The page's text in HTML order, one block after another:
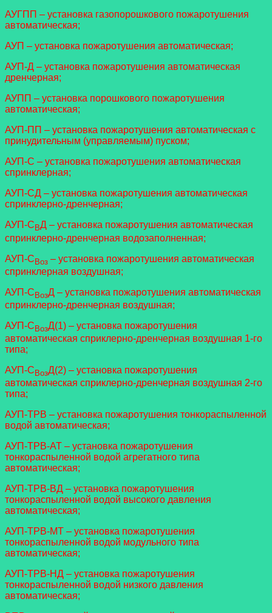
АУГПП – установка газопорошкового пожаротушения
автоматическая;
АУП – установка пожаротушения автоматическая;
АУП-Д – установка пожаротушения автоматическая
дренчерная;
АУПП – установка порошкового пожаротушения
автоматическая;
АУП-ПП – установка пожаротушения автоматическая с
принудительным (управляемым) пуском;
АУП-С – установка пожаротушения автоматическая
спринклерная;
АУП-СД – установка пожаротушения автоматическая
спринклерно-дренчерная;
АУП-С ВД – установка пожаротушения автоматическая
спринклерно-дренчерная водозаполненная;
АУП-С Воз – установка пожаротушения автоматическая
спринклерная воздушная;
АУП-С ВозД – установка пожаротушения автоматическая
спринклерно-дренчерная воздушная;
АУП-С ВозД(1) – установка пожаротушения
автоматическая сприклерно-дренчерная воздушная 1-го
типа;
АУП-С ВозД(2) – установка пожаротушения
автоматическая сприклерно-дренчерная воздушная 2-го
типа;
АУП-ТРВ – установка пожаротушения тонкораспыленной
водой автоматическая;
АУП-ТРВ-АТ – установка пожаротушения
тонкораспыленной водой агрегатного типа
автоматическая;
АУП-ТРВ-ВД – установка пожаротушения
тонкораспыленной водой высокого давления
автоматическая;
АУП-ТРВ-МТ – установка пожаротушения
тонкораспыленной водой модульного типа
автоматическая;
АУП-ТРВ-НД – установка пожаротушения
тонкораспыленной водой низкого давления
автоматическая;